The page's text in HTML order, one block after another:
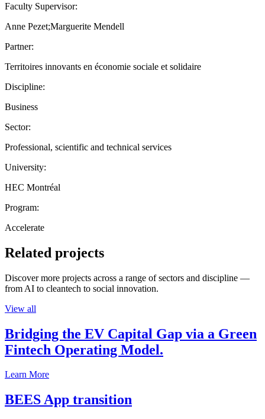
Faculty Supervisor:
Anne Pezet;Marguerite Mendell
Partner:
Territoires innovants en économie sociale et solidaire
Discipline:
Business
Sector:
Professional, scientific and technical services
University:
HEC Montréal
Program:
Accelerate
Related projects
Discover more projects across a range of sectors and discipline —
from AI to cleantech to social innovation.
View all
Bridging the EV Capital Gap via a Green
Fintech Operating Model.
Learn More
BEES App transition